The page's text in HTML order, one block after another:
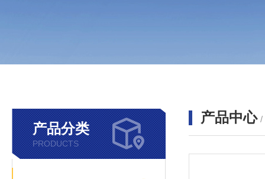
产品分类
PRODUCTS
产品中心 /